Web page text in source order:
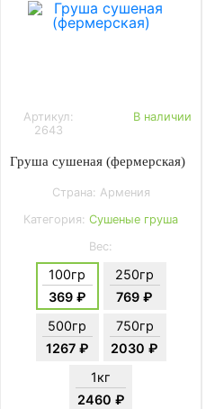
Артикул:
2643
В наличии
Груша сушеная (фермерская)
Страна: Армения
Категория: Сушеные груша
Вес:
100гр
369 ₽
250гр
769 ₽
500гр
1267 ₽
750гр
2030 ₽
1кг
2460 ₽